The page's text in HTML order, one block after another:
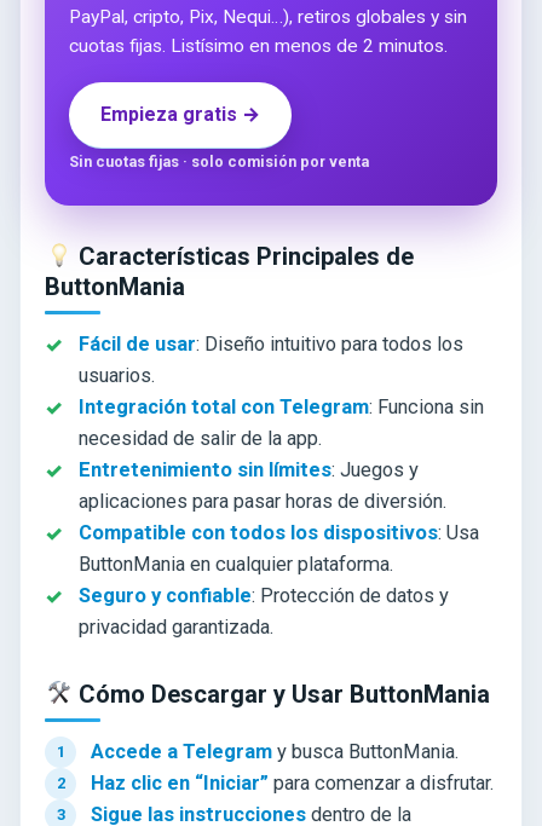
PayPal, cripto, Pix, Nequi…), retiros globales y sin
cuotas fijas. Listísimo en menos de 2 minutos.
Empieza gratis →
Sin cuotas fijas · solo comisión por venta
Características Principales de
ButtonMania
Fácil de usar: Diseño intuitivo para todos los
usuarios.
Integración total con Telegram: Funciona sin
necesidad de salir de la app.
Entretenimiento sin límites: Juegos y
aplicaciones para pasar horas de diversión.
Compatible con todos los dispositivos: Usa
ButtonMania en cualquier plataforma.
Seguro y confiable: Protección de datos y
privacidad garantizada.
Cómo Descargar y Usar ButtonMania
Accede a Telegram y busca ButtonMania.
Haz clic en “Iniciar” para comenzar a disfrutar.
Sigue las instrucciones dentro de la